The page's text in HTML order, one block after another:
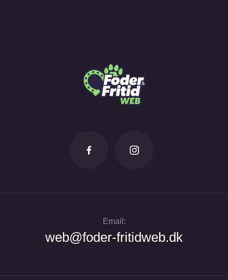
Email:
web@foder-fritidweb.dk